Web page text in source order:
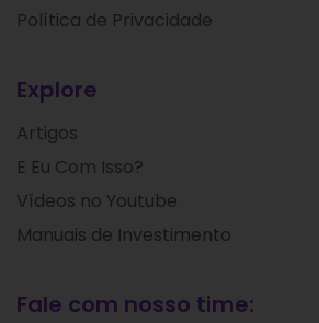
Política de Privacidade
Explore
Artigos
E Eu Com Isso?
Vídeos no Youtube
Manuais de Investimento
Fale com nosso time: